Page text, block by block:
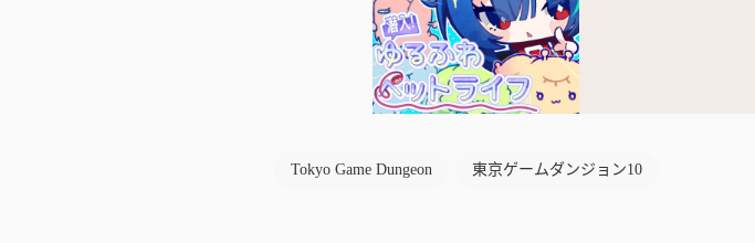
Tokyo Game Dungeon 東京ゲームダンジョン10